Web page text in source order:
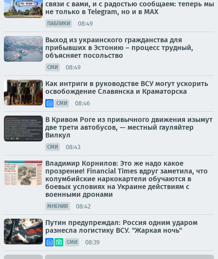
связи с вами, и с радостью сообщаем: теперь мы
не только в Telegram, но и в МАХ
ПАБЛИКИ 08:49
Выход из украинского гражданства для
прибывших в Эстонию – процесс трудный,
объясняет посольство
СМИ 08:49
Как интриги в руководстве ВСУ могут ускорить
освобождение Славянска и Краматорска
СМИ 08:46
В Кривом Роге из привычного движения изымут
две трети автобусов, — местный гауляйтер
Вилкул
СМИ 08:43
Владимир Корнилов: Это же надо какое
прозрение! Financial Times вдруг заметила, что
колумбийские наркокартели обучаются в
боевых условиях на Украине действиям с
военными дронами
МНЕНИЯ 08:42
Путин предупреждал: Россия одним ударом
разнесла логистику ВСУ. "Жаркая ночь"
СМИ 08:39